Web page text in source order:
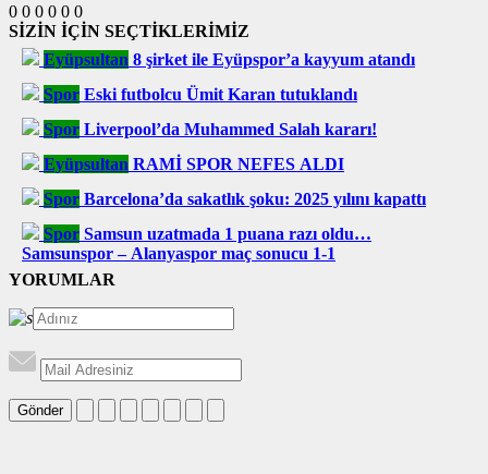
0 0 0 0 0 0
SİZİN İÇİN SEÇTİKLERİMİZ
Eyüpsultan 8 şirket ile Eyüpspor’a kayyum atandı
Spor Eski futbolcu Ümit Karan tutuklandı
Spor Liverpool’da Muhammed Salah kararı!
Eyüpsultan RAMİ SPOR NEFES ALDI
Spor Barcelona’da sakatlık şoku: 2025 yılını kapattı
Spor Samsun uzatmada 1 puana razı oldu…
Samsunspor – Alanyaspor maç sonucu 1-1
YORUMLAR
Gönder